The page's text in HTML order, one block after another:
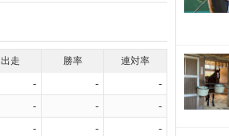
出走 勝率 連対率
- -
-
- -
-
- -
-